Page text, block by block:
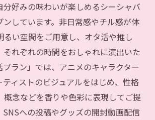
分好みの味わいが楽しめるシーシャバ
ンしています。非日常感やチル感が体
るい空間をご用意し、オタ活や推し
それぞれの時間をおしゃれに演出いた
プラン」では、アニメのキャラクター
ィストのビジュアルをはじめ、性格
概念などを香りや色彩に表現してご提
SNSへの投稿やグッズの開封動画配信